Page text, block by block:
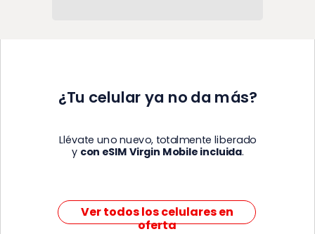
¿Tu celular ya no da más?
Llévate uno nuevo, totalmente liberado
y con eSIM Virgin Mobile incluida.
Ver todos los celulares en
oferta